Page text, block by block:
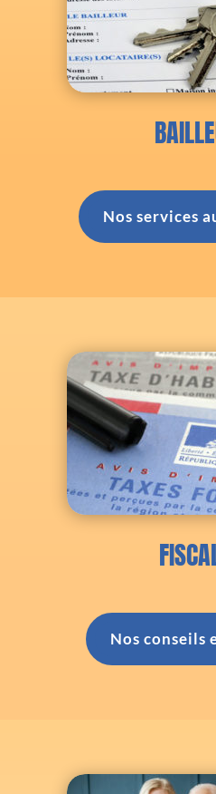
Nos services
Nos conseils